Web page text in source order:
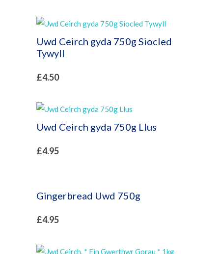
Uwd Ceirch gyda 750g Siocled
Tywyll
£4.50
Uwd Ceirch gyda 750g Llus
£4.95
Gingerbread Uwd 750g
£4.95